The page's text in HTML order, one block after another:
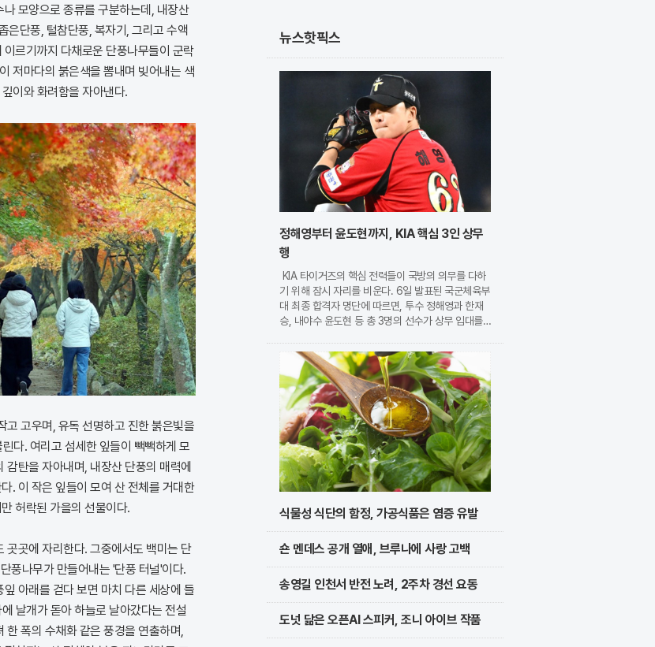
모양으로 종류를 구분하는데, 내장산
단풍, 털참단풍, 복자기, 그리고 수액
르기까지 다채로운 단풍나무들이 군락
저마다의 붉은색을 뽐내며 빚어내는 색
이와 화려함을 자아낸다.
고 고우며, 유독 선명하고 진한 붉은빛을
다. 여리고 섬세한 잎들이 빽빽하게 모
탄을 자아내며, 내장산 단풍의 매력에
. 이 작은 잎들이 모여 산 전체를 거대한
허락된 가을의 선물이다.
곳곳에 자리한다. 그중에서도 백미는 단
풍나무가 만들어내는 '단풍 터널'이다.
아래를 걷다 보면 마치 다른 세상에 들
날개가 돋아 하늘로 날아갔다는 전설
한 폭의 수채화 같은 풍경을 연출하며,
뉴스핫픽스
정해영부터 윤도현까지, KIA 핵심 3인 상무
행
KIA 타이거즈의 핵심 전력들이 국방의 의무를 다하
기 위해 잠시 자리를 비운다. 6일 발표된 국군체육부
대 최종 합격자 명단에 따르면, 투수 정해영과 한재
승, 내야수 윤도현 등 총 3명의 선수가 상무 입대를
가 지원하며 높은 경쟁률을 보였으나, 최종적으로 구
식물성 식단의 함정, 가공식품은 염증 유발
숀 멘데스 공개 열애, 브루나에 사랑 고백
송영길 인천서 반전 노려, 2주차 경선 요동
도넛 닮은 오픈AI 스피커, 조니 아이브 작품